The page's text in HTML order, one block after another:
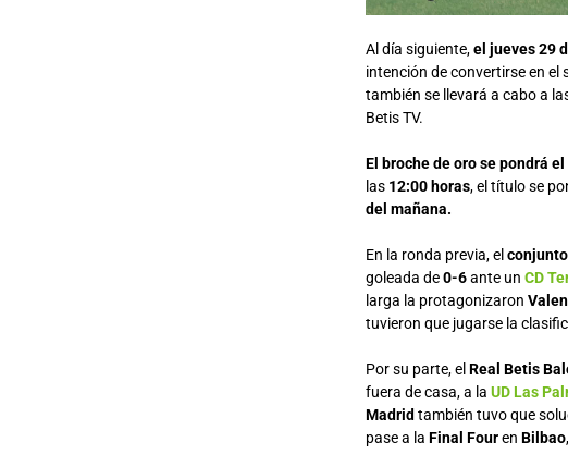
Al día siguiente,el jueves 29
intención de convertirse en el
también se llevará a cabo a
Betis TV.
El broche de oro se pondrá
las 12:00 horas, el título se
del mañana.
En la ronda previa, el
goleada de0-6ante un CD
larga la protagonizaron
tuvieron que jugarse la
Por su parte, el Real Betis
fuera de casa, a la UD Las
Madrid también tuvo que
pase a la Final Fouren Bilbao